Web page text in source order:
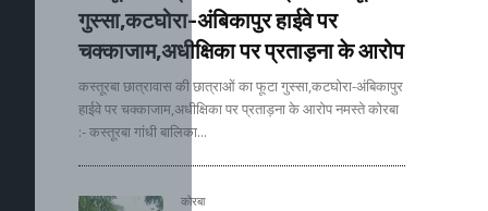
गुस्सा,कटघोरा-अंबिकापुर हाईवे पर
चक्काजाम,अधीक्षिका पर प्रताड़ना के आरोप
कस्तूरबा छात्रावास की छात्राओं का फूटा गुस्सा,कटघोरा-अंबिकापुर
हाईवे पर चक्काजाम,अधीक्षिका पर प्रताड़ना के आरोप नमस्ते कोरबा
:- कस्तूरबा गांधी बालिका...
कोरबा